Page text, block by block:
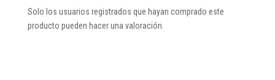
Solo los usuarios registrados que hayan comprado este
producto pueden hacer una valoración.